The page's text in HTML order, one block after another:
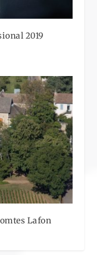
2019
Lafon